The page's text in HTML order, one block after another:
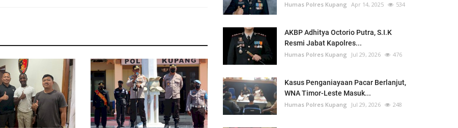
Humas Polres Kupang Apr 14, 2025 534
AKBP Adhitya Octorio Putra, S.I.K
Resmi Jabat Kapolres...
Humas Polres Kupang Jul 29, 2026 476
Kasus Penganiayaan Pacar Berlanjut,
WNA Timor-Leste Masuk...
Humas Polres Kupang Jul 29, 2026 248